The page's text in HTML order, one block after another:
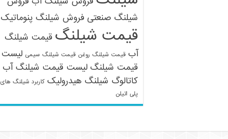
شیلنگ صنعتی فروش شیلنگ پنوماتیک
قیمت شیلنگ قیمت شیلنگ
آب قیمت شیلنگ روغن قیمت شیلنگ سیمی لیست
قیمت شیلنگ لیست قیمت شیلنگ آب
کاتالوگ شیلنگ هیدرولیک کاربرد شیلنگ های
پلی اتیلن